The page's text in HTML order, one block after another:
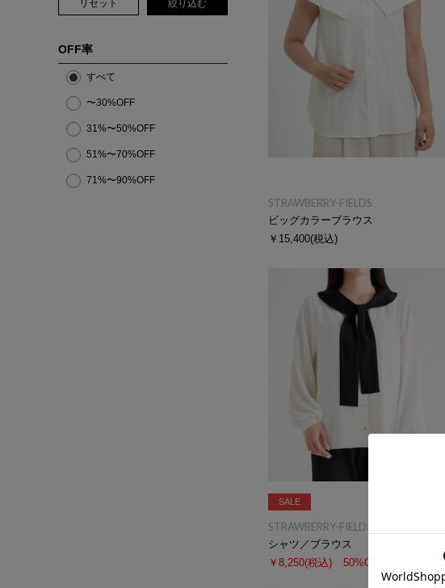
リセット 絞り込む
OFF率
すべて
〜30%OFF
31%〜50%OFF
51%〜70%OFF
71%〜90%OFF
STRAWBERRY-FIELDS
ビッグカラーブラウス
￥15,400(税込)
SALE
STRAWBERRY-FIELDS
シャツ／ブラウス
￥8,250(税込) 50%OFF